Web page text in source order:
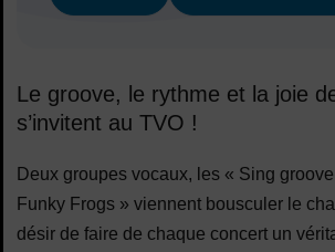
Le groove, le rythme et la joie
s’invitent au TVO !
Deux groupes vocaux, les « Sing
Funky Frogs » viennent bousculer le
désir de faire de chaque concert un